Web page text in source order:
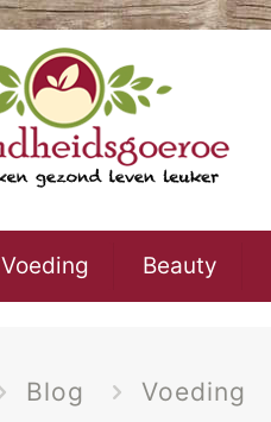
Voeding Beauty
Blog Voeding